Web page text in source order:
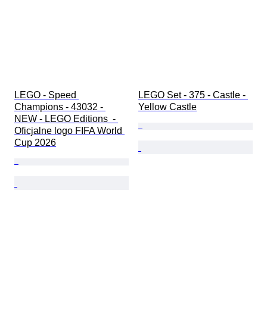
LEGO - Speed
Champions - 43032 -
NEW - LEGO Editions  -
Oficjalne logo FIFA World
Cup 2026
LEGO Set - 375 - Castle -
Yellow Castle